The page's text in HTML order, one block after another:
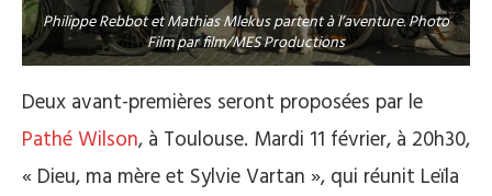
Philippe Rebbot et Mathias Mlekus partent à l’aventure. Photo
Film par film/MES Productions
Deux avant-premières seront proposées par le
Pathé Wilson, à Toulouse. Mardi 11 février, à 20h30,
« Dieu, ma mère et Sylvie Vartan », qui réunit Leïla